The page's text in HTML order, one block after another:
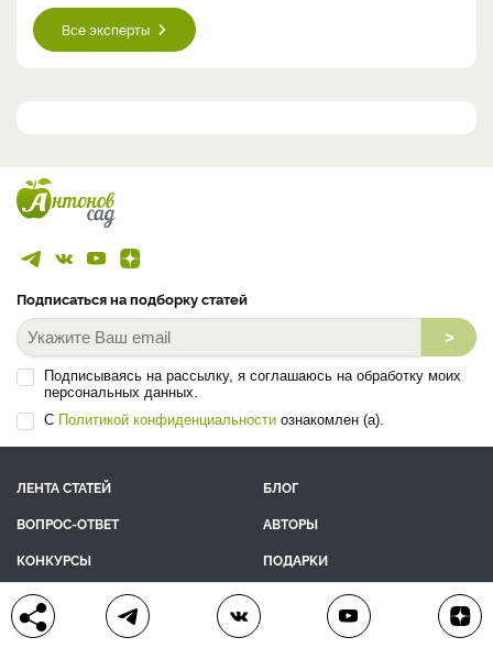
Все эксперты
Подписаться на подборку статей
>
Подписываясь на рассылку, я соглашаюсь на обработку моих
персональных данных.
С Политикой конфиденциальности ознакомлен (а).
ЛЕНТА СТАТЕЙ
БЛОГ
ВОПРОС-ОТВЕТ
АВТОРЫ
КОНКУРСЫ
ПОДАРКИ
РЕЦЕПТЫ
ПОМОЩЬ
О ПРОЕКТЕ